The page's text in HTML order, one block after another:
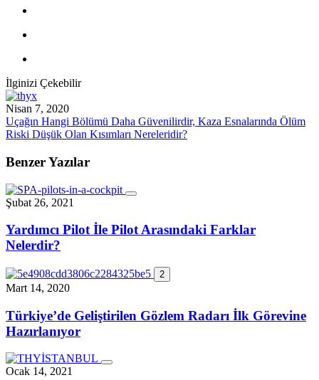
İlginizi Çekebilir
Nisan 7, 2020
Uçağın Hangi Bölümü Daha Güvenilirdir, Kaza Esnalarında Ölüm
Riski Düşük Olan Kısımları Nereleridir?
Benzer Yazılar
Şubat 26, 2021
Yardımcı Pilot İle Pilot Arasındaki Farklar
Nelerdir?
2
Mart 14, 2020
Türkiye’de Geliştirilen Gözlem Radarı İlk Görevine
Hazırlanıyor
Ocak 14, 2021